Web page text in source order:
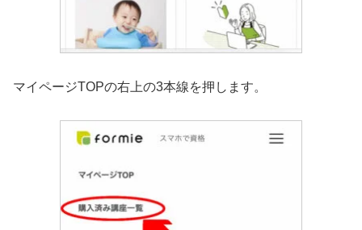
マイページTOPの右上の3本線を押します。